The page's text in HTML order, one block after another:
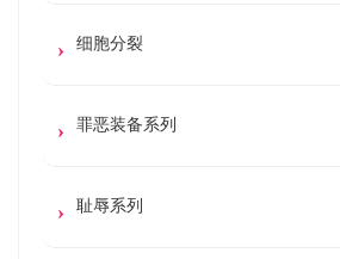
细胞分裂
罪恶装备系列
耻辱系列